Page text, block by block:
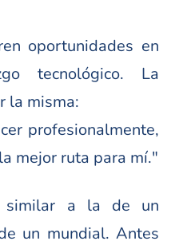
oportunidades en
tecnológico. La
la misma:
profesionalmente,
mejor ruta para mí."
similar a la de un
un mundial. Antes